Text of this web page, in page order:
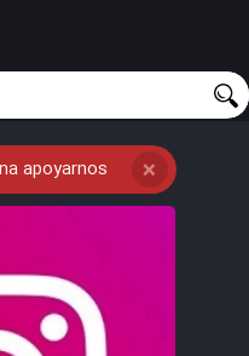
apoyarnos ❌